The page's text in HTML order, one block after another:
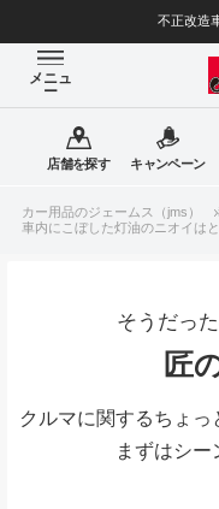
不正改造
メニュ
ー
店舗を探す キャンペーン
カー用品のジェームス（jms）
車内にこぼした灯油のニオイは
そうだっ
匠
クルマに関するちょっ
まずはシー